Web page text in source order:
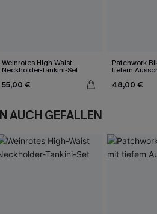
Weinrotes High-Waist
Neckholder-Tankini-Set
55,00 €
Patchwork-
tiefem
48,00 €
AUCH GEFALLEN